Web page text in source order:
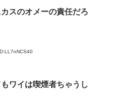
スのオメーの責任だろ
ワイは喫煙者ちゃうし